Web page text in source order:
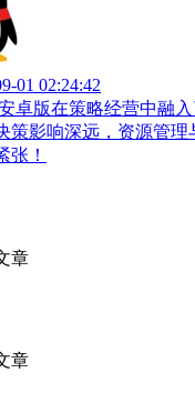
01 02:24:42
卓版在策略经营中融
策影响深远，资源管理
张！
章
章